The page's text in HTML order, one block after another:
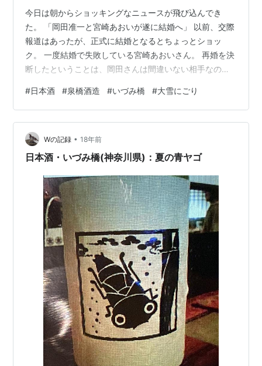
今日は朝からショッキングなニュースが飛び込んでき
た。 「岡田准一と宮崎あおいが遂に結婚へ」 以前、交際
報道はあったが、正式に結婚となるとちょっとショッ
ク。 一度結婚で失敗している宮崎あおいさん。 再婚を決
断したということは、岡田さんは間違いない相手なのだ
・・・・・ さて、気を取り直して、お酒の紹介。しばし
日本酒が続く。 以前も何度か入れたことがある「いづみ
橋」 ブログに登場するのは初めて。 造るのは、安政４年
創業、神奈川県海老名市にある「泉橋酒造」 全量「純米
酒造り」の酒蔵。 「酒造りは米作りから」 これが泉橋酒
#日本酒 #泉橋酒造 #いづみ橋 #大雪にごり
Wの記録 • 18年前
日本酒・いづみ橋(神奈川県)：夏の青ヤゴ